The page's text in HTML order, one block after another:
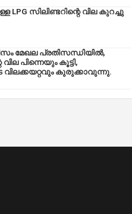
സിലിണ്ടറിന്റെ വില കുറച്ചു
മേഖല പ്രതിസന്ധിയിൽ,
പിന്നെയും കൂട്ടി,
കുരുക്കാവുന്നു.